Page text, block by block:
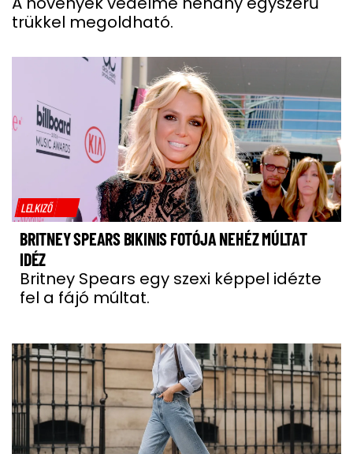
trükkel megoldható.
LELKIZŐ
BRITNEY SPEARS BIKINIS FOTÓJA NEHÉZ MÚLTAT
IDÉZ
Britney Spears egy szexi képpel idézte
fel a fájó múltat.